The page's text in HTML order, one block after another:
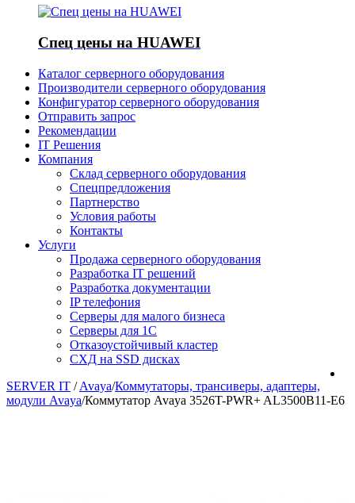
Спец цены на HUAWEI
Каталог серверного оборудования
Производители серверного оборудования
Конфигуратор серверного оборудования
Отправить запрос
Рекомендации
IT Решения
Компания
Склад серверного оборудования
Спецпредложения
Партнерство
Условия работы
Контакты
Услуги
Продажа серверного оборудования
Разработка IT решений
Разработка документации
IP телефония
Серверы для малого бизнеса
Серверы для 1С
Отказоустойчивый кластер
СХД на SSD дисках
SERVER IT / Avaya/Коммутаторы, трансиверы, адаптеры,
модули Avaya/Коммутатор Avaya 3526T-PWR+ AL3500B11-E6